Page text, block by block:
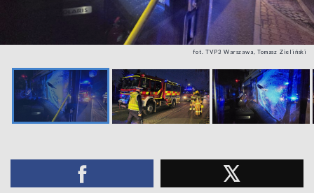
fot. TVP3 Warszawa, Tomasz Zieliński